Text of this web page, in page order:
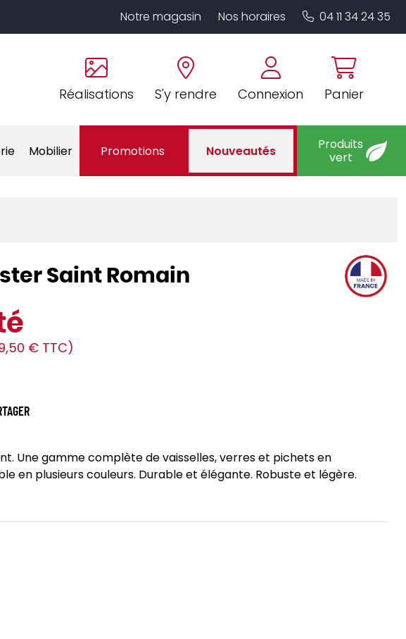
Réalisations S'y rendre Connexion Panier
Notre magasin Nos horaires 04 11 34 24 35
Mobilier Promotions Nouveautés
Produits
vert
Saint Romain
€ TTC)
Une gamme complète de vaisselles, verres et pichets en
en plusieurs couleurs. Durable et élégante. Robuste et légère.